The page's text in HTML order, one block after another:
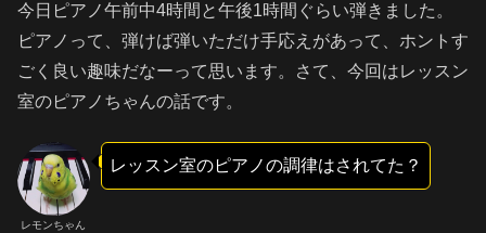
今日ピアノ午前中4時間と午後1時間ぐらい弾きました。
ピアノって、弾けば弾いただけ手応えがあって、ホントす
ごく良い趣味だなーって思います。さて、今回はレッスン
室のピアノちゃんの話です。
レモンちゃん
レッスン室のピアノの調律はされてた？